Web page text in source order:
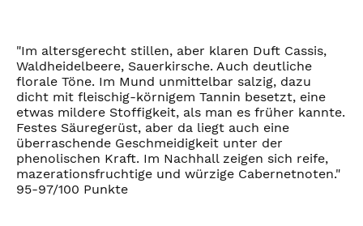
"Im altersgerecht stillen, aber klaren Duft Cassis,
Waldheidelbeere, Sauerkirsche. Auch deutliche
florale Töne. Im Mund unmittelbar salzig, dazu
dicht mit fleischig-körnigem Tannin besetzt, eine
etwas mildere Stoffigkeit, als man es früher kannte.
Festes Säuregerüst, aber da liegt auch eine
überraschende Geschmeidigkeit unter der
phenolischen Kraft. Im Nachhall zeigen sich reife,
mazerationsfruchtige und würzige Cabernetnoten."
95-97/100 Punkte